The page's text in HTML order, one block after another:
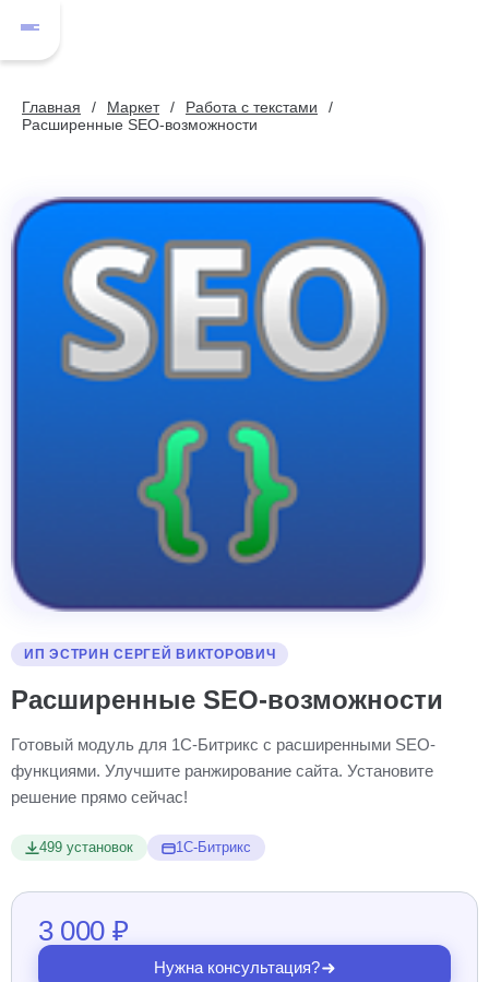
Главная Маркет
Работа с текстами
Расширенные SEO-возможности
ИП ЭСТРИН СЕРГЕЙ ВИКТОРОВИЧ
Расширенные SEO-возможности
Готовый модуль для 1С-Битрикс с расширенными SEO-
функциями. Улучшите ранжирование сайта. Установите
решение прямо сейчас!
499 установок 1С-Битрикс
3 000 ₽
Нужна консультация?